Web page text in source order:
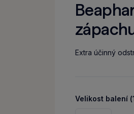
Extra účinný
Velikost balení